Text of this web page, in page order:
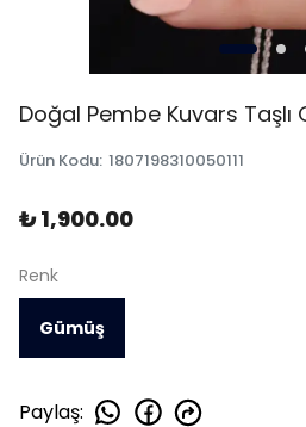
Doğal Pembe Kuvars Taşlı
Ürün Kodu: 1807198310050111
₺ 1,900.00
Renk
Gümüş
Paylaş: